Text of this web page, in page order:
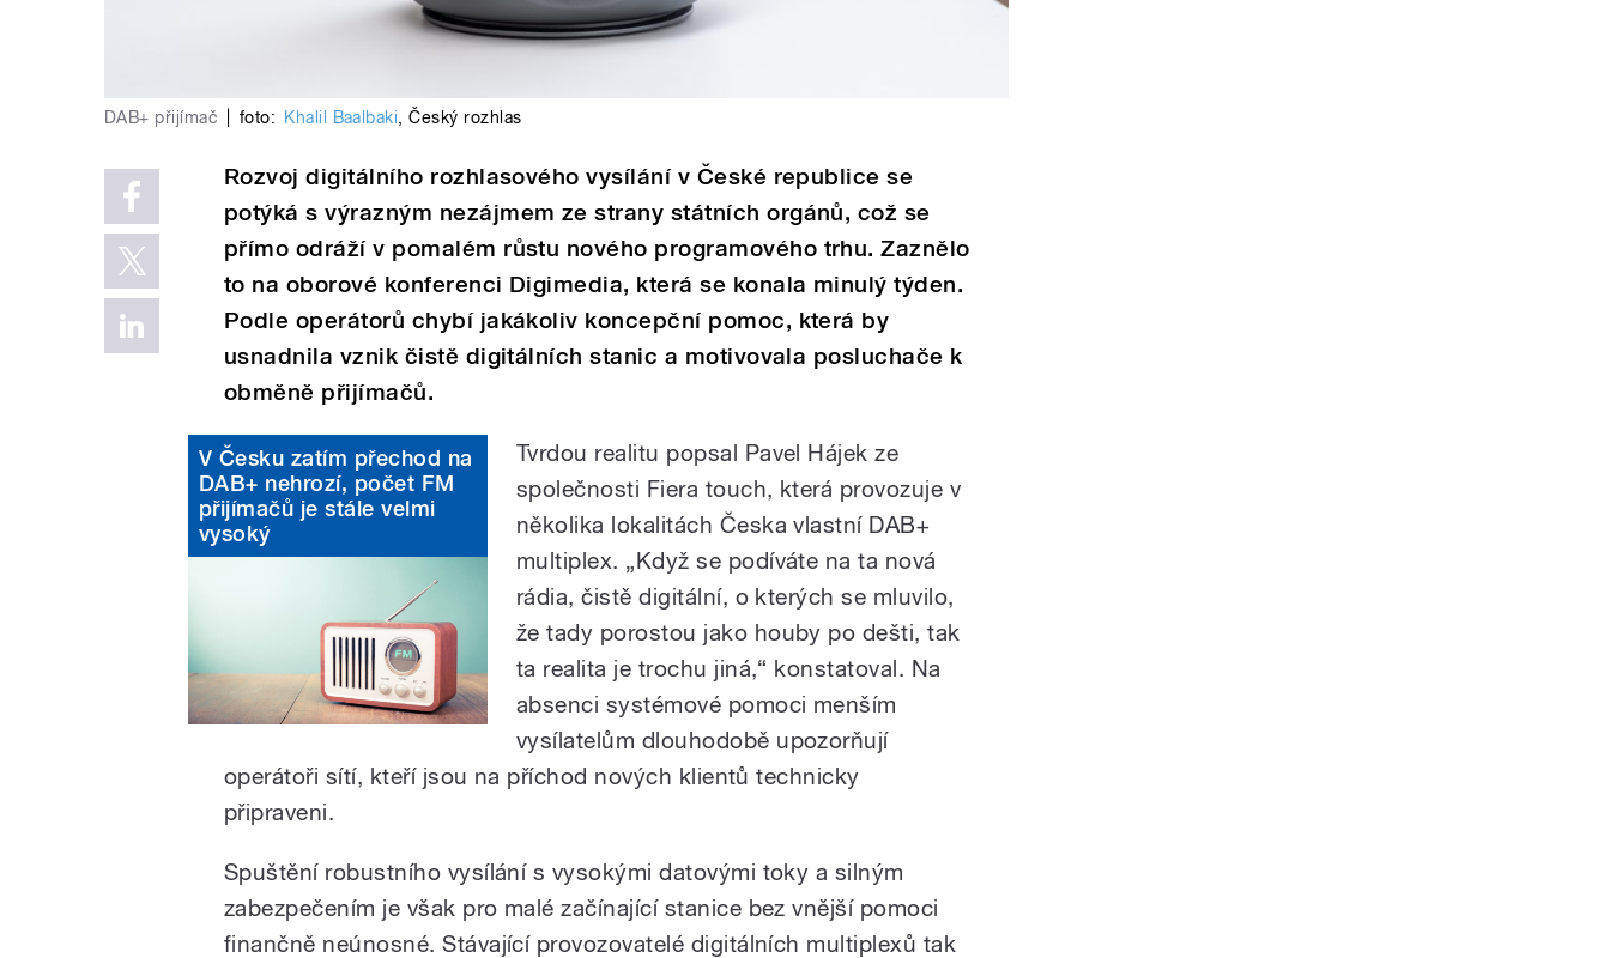
DAB+ přijímač foto: Khalil Baalbaki,Český rozhlas
Rozvoj digitálního rozhlasového vysílání v České republice se
potýká s výrazným nezájmem ze strany státních orgánů, což se
přímo odráží v pomalém růstu nového programového trhu. Zaznělo
to na oborové konferenci Digimedia, která se konala minulý týden.
Podle operátorů chybí jakákoliv koncepční pomoc, která by
usnadnila vznik čistě digitálních stanic a motivovala posluchače k
obměně přijímačů.
V Česku zatím přechod na
DAB+ nehrozí, počet FM
přijímačů je stále velmi
vysoký
Tvrdou realitu popsal Pavel Hájek ze
společnosti Fiera touch, která provozuje v
několika lokalitách Česka vlastní DAB+
multiplex. „Když se podíváte na ta nová
rádia, čistě digitální, o kterých se mluvilo,
že tady porostou jako houby po dešti, tak
ta realita je trochu jiná,“ konstatoval. Na
absenci systémové pomoci menším
vysílatelům dlouhodobě upozorňují
operátoři sítí, kteří jsou na příchod nových klientů technicky
připraveni.
Spuštění robustního vysílání s vysokými datovými toky a silným
zabezpečením je však pro malé začínající stanice bez vnější pomoci
finančně neúnosné. Stávající provozovatelé digitálních multiplexů tak